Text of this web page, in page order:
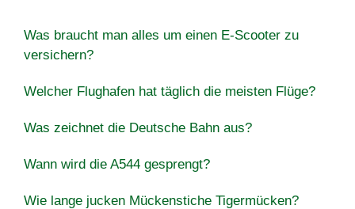
Was braucht man alles um einen E-Scooter zu
versichern?
Welcher Flughafen hat täglich die meisten Flüge?
Was zeichnet die Deutsche Bahn aus?
Wann wird die A544 gesprengt?
Wie lange jucken Mückenstiche Tigermücken?